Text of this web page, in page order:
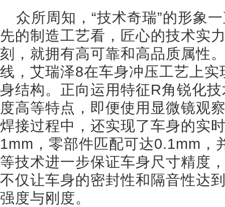
众所周知，“技术奇瑞”的形象
先的制造工艺看，匠心的技术实
刻，就拥有高可靠和高品质属性
线，艾瑞泽8在车身冲压工艺上
身结构。正向运用特征R角锐化
度高等特点，即便使用显微镜观
焊接过程中，还实现了车身的实
1mm，零部件匹配可达0.1mm，
等技术进一步保证车身尺寸精度
不仅让车身的密封性和隔音性达
强度与刚度。